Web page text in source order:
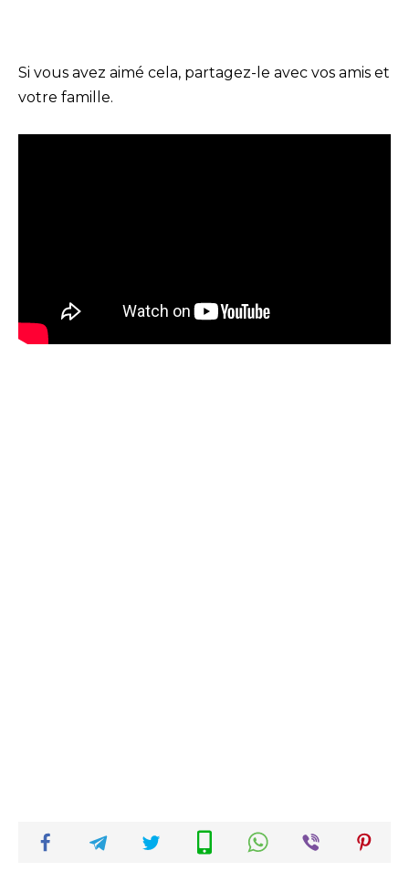
Si vous avez aimé cela, partagez-le avec vos amis et
votre famille.